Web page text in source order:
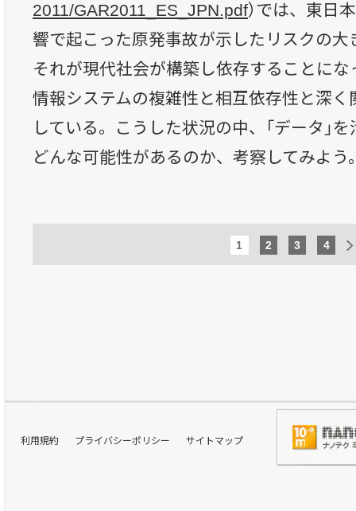
2011/GAR2011_ES_JPN.pdf）では、東日
響で起こった原発事故が示したリスクの
それが現代社会が構築し依存することに
情報システムの複雑性と相互依存性と深
している。こうした状況の中、「データ」
どんな可能性があるのか、考察してみよう
1 2 3 4
利用規約 プライバシーポリシー サイトマップ